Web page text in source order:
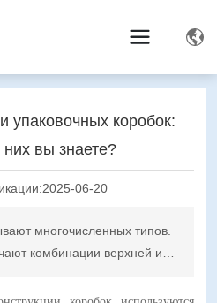
упаковочных коробок:
них вы знаете?
2025-06-20
многочисленных типов.
комбинации верхней и
открыванием и